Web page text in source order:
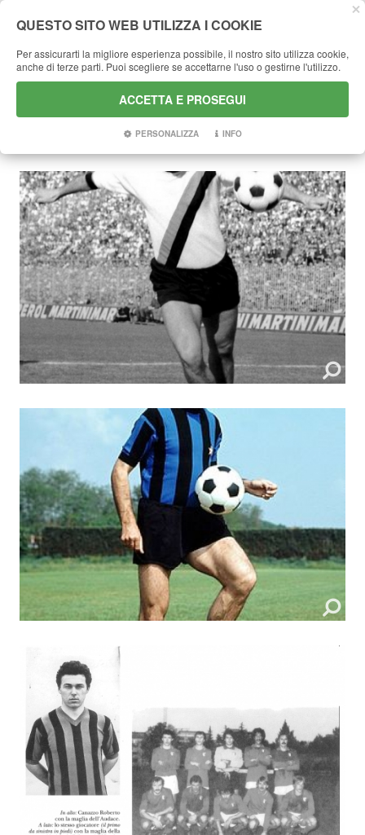
HOME AMARCORD FOTO VARIE
FOTO VARIE
QUESTO SITO WEB UTILIZZA I COOKIE
Per assicurarti la migliore esperienza possibile, il nostro sito utilizza cookie,
anche di terze parti. Puoi scegliere se accettarne l'uso o gestirne l'utilizzo.
ACCETTA E PROSEGUI
PERSONALIZZA INFO